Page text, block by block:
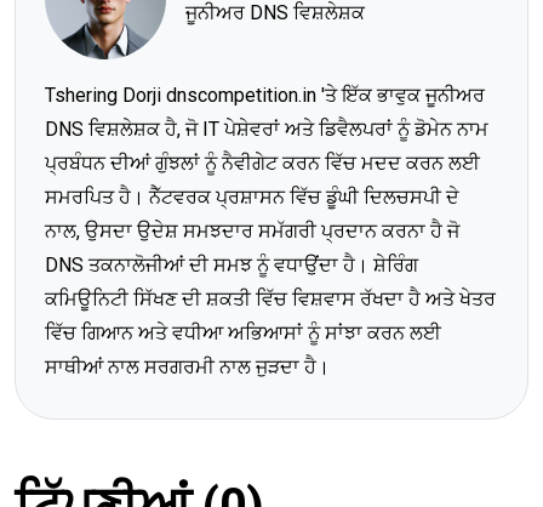
ਜੂਨੀਅਰ DNS ਵਿਸ਼ਲੇਸ਼ਕ
Tshering Dorji dnscompetition.in 'ਤੇ ਇੱਕ ਭਾਵੁਕ ਜੂਨੀਅਰ
DNS ਵਿਸ਼ਲੇਸ਼ਕ ਹੈ, ਜੋ IT ਪੇਸ਼ੇਵਰਾਂ ਅਤੇ ਡਿਵੈਲਪਰਾਂ ਨੂੰ ਡੋਮੇਨ ਨਾਮ
ਪ੍ਰਬੰਧਨ ਦੀਆਂ ਗੁੰਝਲਾਂ ਨੂੰ ਨੈਵੀਗੇਟ ਕਰਨ ਵਿੱਚ ਮਦਦ ਕਰਨ ਲਈ
ਸਮਰਪਿਤ ਹੈ। ਨੈੱਟਵਰਕ ਪ੍ਰਸ਼ਾਸਨ ਵਿੱਚ ਡੂੰਘੀ ਦਿਲਚਸਪੀ ਦੇ
ਨਾਲ, ਉਸਦਾ ਉਦੇਸ਼ ਸਮਝਦਾਰ ਸਮੱਗਰੀ ਪ੍ਰਦਾਨ ਕਰਨਾ ਹੈ ਜੋ
DNS ਤਕਨਾਲੋਜੀਆਂ ਦੀ ਸਮਝ ਨੂੰ ਵਧਾਉਂਦਾ ਹੈ। ਸ਼ੇਰਿੰਗ
ਕਮਿਊਨਿਟੀ ਸਿੱਖਣ ਦੀ ਸ਼ਕਤੀ ਵਿੱਚ ਵਿਸ਼ਵਾਸ ਰੱਖਦਾ ਹੈ ਅਤੇ ਖੇਤਰ
ਵਿੱਚ ਗਿਆਨ ਅਤੇ ਵਧੀਆ ਅਭਿਆਸਾਂ ਨੂੰ ਸਾਂਝਾ ਕਰਨ ਲਈ
ਸਾਥੀਆਂ ਨਾਲ ਸਰਗਰਮੀ ਨਾਲ ਜੁੜਦਾ ਹੈ।